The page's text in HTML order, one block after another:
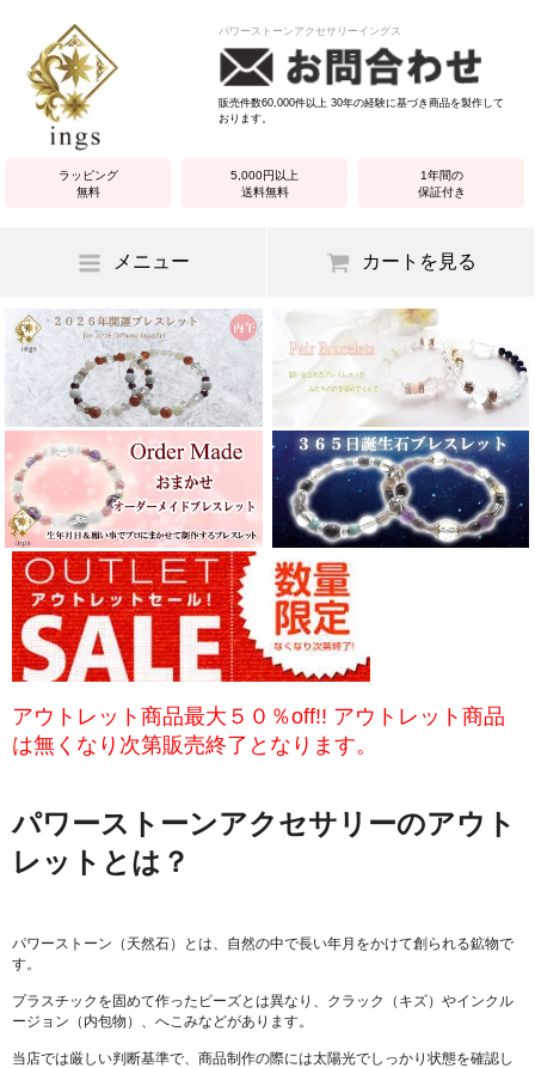
パワーストーンアクセサリーイングス
販売件数60,000件以上 30年の経験に基づき商品を製作して
おります。
ラッピング
無料
5,000円以上
送料無料
1年間の
保証付き
メニュー カートを見る
アウトレット商品最大５０％off!! アウトレット商品
は無くなり次第販売終了となります。
パワーストーンアクセサリーのアウト
レットとは？
パワーストーン（天然石）とは、自然の中で長い年月をかけて創られる鉱物で
す。
プラスチックを固めて作ったビーズとは異なり、クラック（キズ）やインクル
ージョン（内包物）、へこみなどがあります。
当店では厳しい判断基準で、商品制作の際には太陽光でしっかり状態を確認し